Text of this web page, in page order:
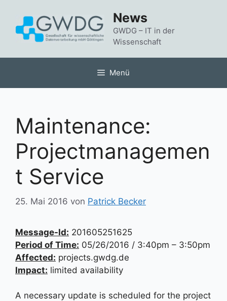
springen
News
GWDG – IT in der
Wissenschaft
Menü
Maintenance:
Projectmanagemen
t Service
25. Mai 2016 von Patrick Becker
Message-Id: 201605251625
Period of Time: 05/26/2016 / 3:40pm – 3:50pm
Affected: projects.gwdg.de
Impact: limited availability
A necessary update is scheduled for the project